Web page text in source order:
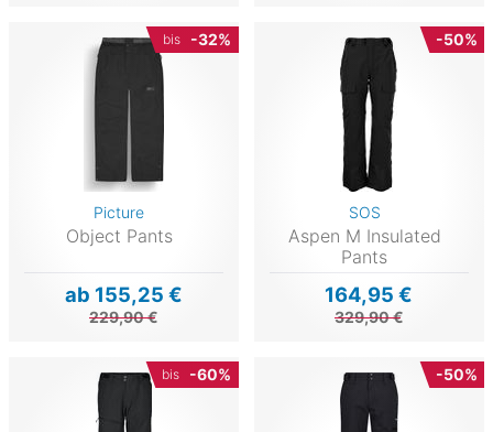
bis -32%
Picture
Object Pants
ab 155,25 €
229,90 €
-50%
SOS
Aspen M Insulated
Pants
164,95 €
329,90 €
bis -60% -50%